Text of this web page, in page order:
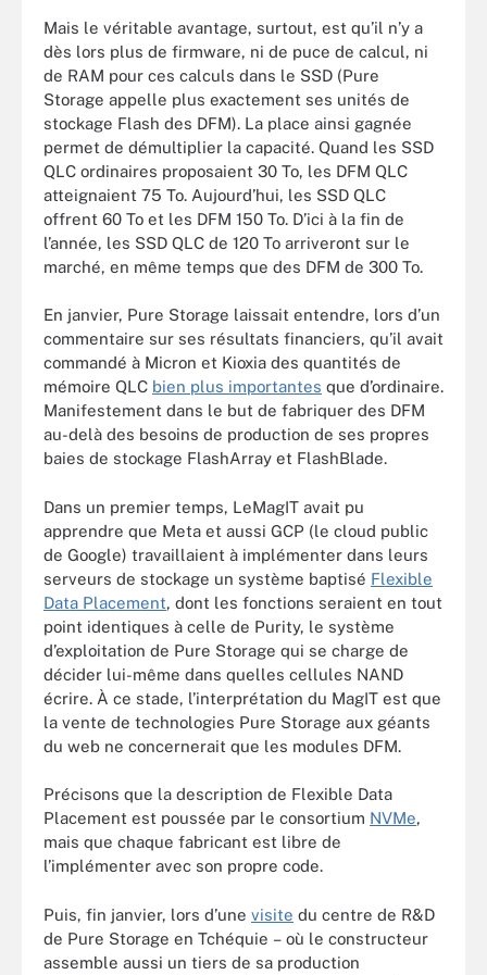
Mais le véritable avantage, surtout, est qu’il n’y a
dès lors plus de firmware, ni de puce de calcul, ni
de RAM pour ces calculs dans le SSD (Pure
Storage appelle plus exactement ses unités de
stockage Flash des DFM). La place ainsi gagnée
permet de démultiplier la capacité. Quand les SSD
QLC ordinaires proposaient 30 To, les DFM QLC
atteignaient 75 To. Aujourd’hui, les SSD QLC
offrent 60 To et les DFM 150 To. D’ici à la fin de
l’année, les SSD QLC de 120 To arriveront sur le
marché, en même temps que des DFM de 300 To.
En janvier, Pure Storage laissait entendre, lors d’un
commentaire sur ses résultats financiers, qu’il avait
commandé à Micron et Kioxia des quantités de
mémoire QLC bien plus importantes que d’ordinaire.
Manifestement dans le but de fabriquer des DFM
au-delà des besoins de production de ses propres
baies de stockage FlashArray et FlashBlade.
Dans un premier temps, LeMagIT avait pu
apprendre que Meta et aussi GCP (le cloud public
de Google) travaillaient à implémenter dans leurs
serveurs de stockage un système baptisé Flexible
Data Placement, dont les fonctions seraient en tout
point identiques à celle de Purity, le système
d’exploitation de Pure Storage qui se charge de
décider lui-même dans quelles cellules NAND
écrire. À ce stade, l’interprétation du MagIT est que
la vente de technologies Pure Storage aux géants
du web ne concernerait que les modules DFM.
Précisons que la description de Flexible Data
Placement est poussée par le consortium NVMe,
mais que chaque fabricant est libre de
l’implémenter avec son propre code.
Puis, fin janvier, lors d’une visite du centre de R&D
de Pure Storage en Tchéquie – où le constructeur
assemble aussi un tiers de sa production